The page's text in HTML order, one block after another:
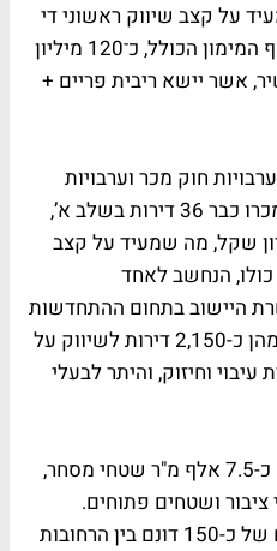
שמעיד על קצב שיווק ראשוני די
גבוה. על פי הדיווח, מתוך היקף המימון הכולל, כ־120 מיליון
אשר יישא ריבית פריים +
חוק מכר וערבויות
נוספות. נכון למועד הדיווח, נמכרו כבר 36 דירות בשלב א’,
כוללת של כ־78 מיליון שקל, מה שמעיד על קצב
כולו, הנחשב לאחד
היישוב בתחום ההתחדשות
העירונית, כולל 3,084 דירות, מהן כ-2,150 דירות לשיווק על
במסגרת עיבוי וחיזוק, והיתר לבעלי
מעבר לכך, יכלול הפרויקט גם כ-7.5 אלף מ"ר שטחי מסחר,
ציבור ושטחים פתוחים.
הפרויקט יתפרש על פני שטח של כ-150 דונם בין הרחובות